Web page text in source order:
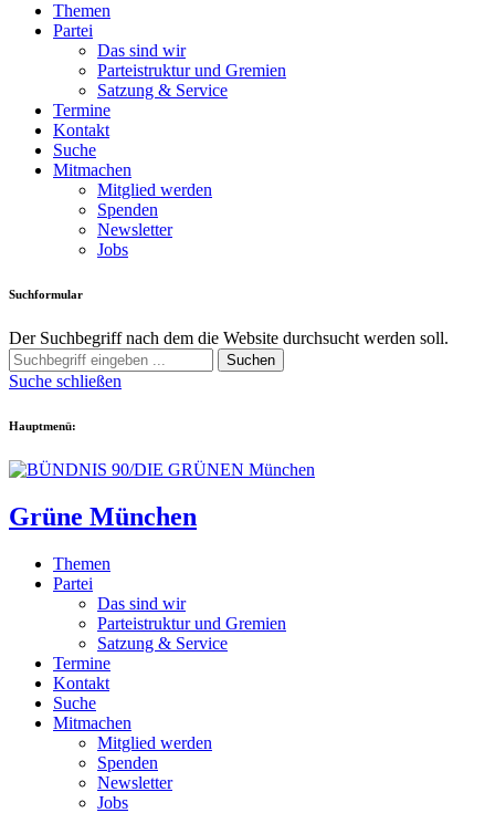
Themen
Partei
Das sind wir
Parteistruktur und Gremien
Satzung & Service
Termine
Kontakt
Suche
Mitmachen
Mitglied werden
Spenden
Newsletter
Jobs
Suchformular
Der Suchbegriff nach dem die Website durchsucht werden soll.
Suchen
Suche schließen
Hauptmenü:
Grüne München
Themen
Partei
Das sind wir
Parteistruktur und Gremien
Satzung & Service
Termine
Kontakt
Suche
Mitmachen
Mitglied werden
Spenden
Newsletter
Jobs